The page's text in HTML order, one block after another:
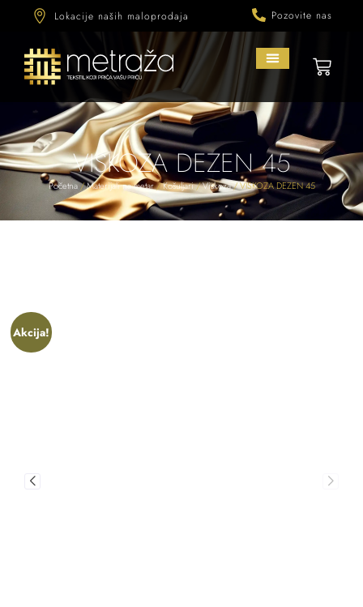
Lokacije naših maloprodaja Pozovite nas
VISKOZA DEZEN 45
Početna/Materijali na metar/Košuljari/Viskoza/ VISKOZA DEZEN 45
Akcija!